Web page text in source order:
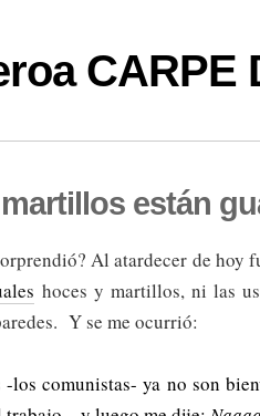
CARPE
están
Al atardecer de hoy
hoces y martillos, ni las
Y se me ocurrió:
los comunistas- ya no son